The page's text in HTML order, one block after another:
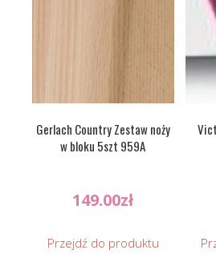
Gerlach Country Zestaw noży
w bloku 5szt 959A
149.00zł
Przejdź do produktu